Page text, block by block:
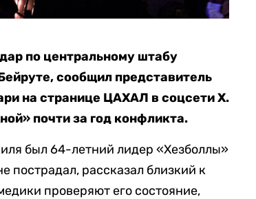
по центральному штабу
сообщил представитель
на странице ЦАХАЛ в соцсети X.
почти за год конфликта.
был 64-летний лидер «Хезболлы»
пострадал, рассказал близкий к
проверяют его состояние,